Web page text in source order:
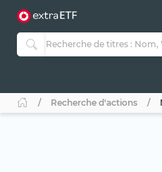
Recherche d'actions